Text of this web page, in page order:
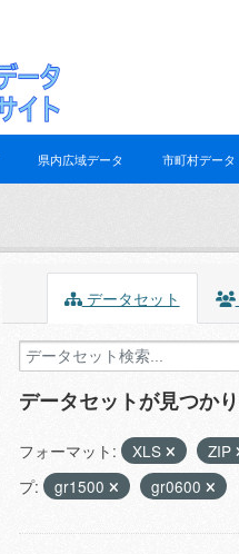
県内広域データ 市町村データ
データセット
データセットが見つか
フォーマット: XLS ZIP
プ:
gr1500 gr0600